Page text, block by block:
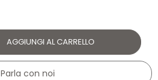
AGGIUNGI AL CARRELLO
Parla con noi